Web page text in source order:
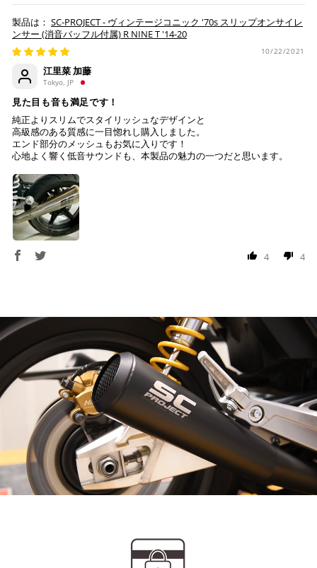
ボ払いのみご利用頂けます。
※ 手数料、利息はご利用のカード会社の定めによります
ので、事前にご確認ください。
楽天ペイ
いつもの楽天IDとパスワードを使ってスムーズなお支払
いが可能です。
楽天ポイントが貯まる・使える！「簡単」「あんしん」
「お得」な楽天ペイをご利用ください。
※ 楽天ポイントが貯まるのは楽天カード・楽天ポイン
※ 現在楽天ペイでご使用頂けるクレジットカードは
キャッシュレス決済
上記キャッシュレス決済アカウントからご希望のお支払
い方法をご選択頂き、クリックするだけで簡単に支払い
が完了します。
※ ご利用には事前にPayPay、Apple Payの利用登録が
必要です。
・商品ページの納期はあくまで目安になりますので、納期が
早まる場合もございます。
・運送状況や繁忙期の影響により遅れが生じる場合もござい
配送送料について
１回のご注文で商品代金合計が¥11,000(税込）以上の場合
は、送料が無料となります。
※通常送料は¥770(税込)です。
配送会社について
ヤマト運輸になります。 配送会社の指定はできかねます。
SC-PROJECT - ヴィンテージコニック '70s スリップオンサイレ
ンサー (消音バッフル付属) R NINE T '14-20
10/22/2021
江里菜 加藤
Tokyo, JP
見た目も音も満足です！
純正よりスリムでスタイリッシュなデザインと
高級感のある質感に一目惚れし購入しました。
エンド部分のメッシュもお気に入りです！
心地よく響く低音サウンドも、本製品の魅力の一つだと思います。
4 4